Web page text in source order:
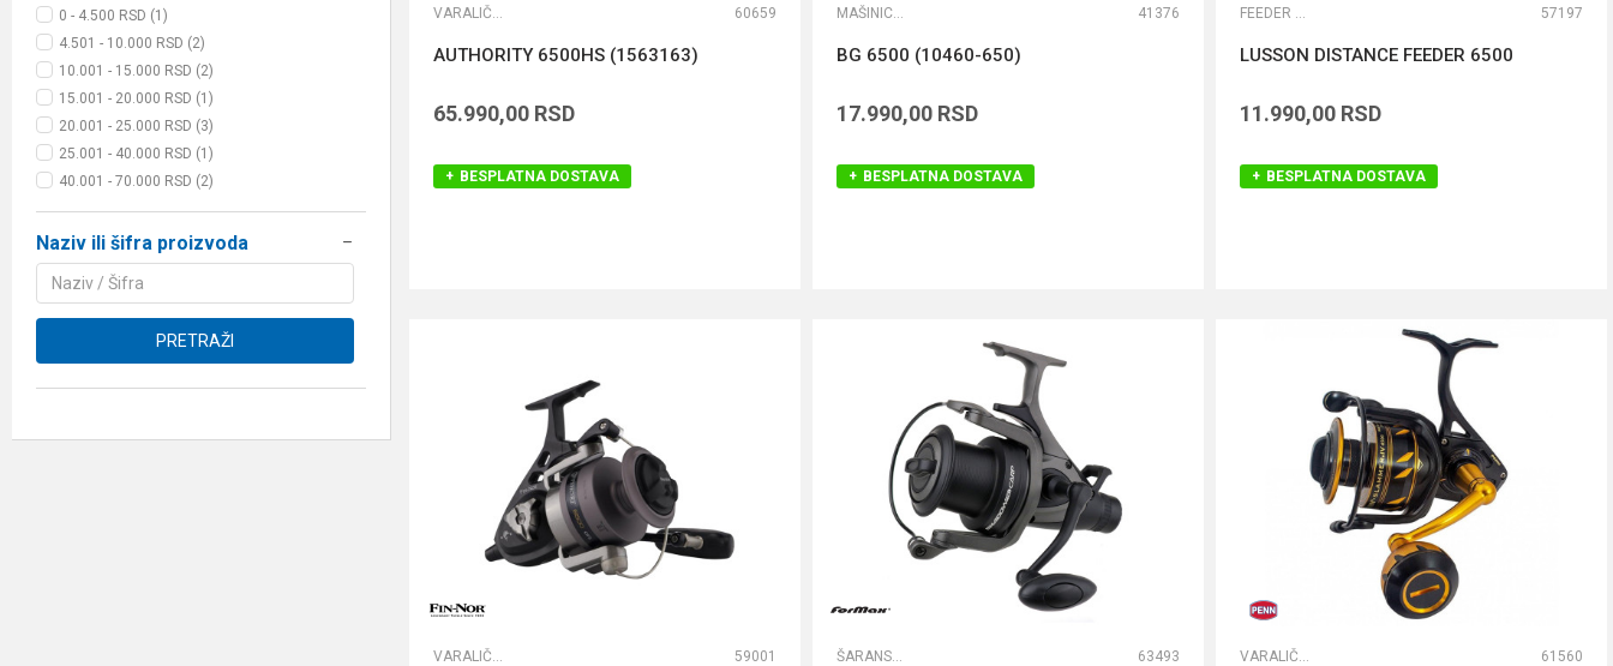
0 - 4.500 RSD (1)
4.501 - 10.000 RSD (2)
10.001 - 15.000 RSD (2)
15.001 - 20.000 RSD (1)
20.001 - 25.000 RSD (3)
25.001 - 40.000 RSD (1)
40.001 - 70.000 RSD (2)
Naziv ili šifra proizvoda
PRETRAŽI
VARALIČARSKE MAŠINICE 60659
AUTHORITY 6500HS (1563163)
65.990,00 RSD
BESPLATNA DOSTAVA
MAŠINICE ZA DUBINKU 41376
BG 6500 (10460-650)
17.990,00 RSD
BESPLATNA DOSTAVA
FEEDER MAŠINICE 57197
LUSSON DISTANCE FEEDER 6500
11.990,00 RSD
BESPLATNA DOSTAVA
VARALIČARSKE MAŠINICE 59001 ŠARANSKE MAŠINICE SA BAITRUNEROM 63493 VARALIČARSKE MAŠINICE 61560